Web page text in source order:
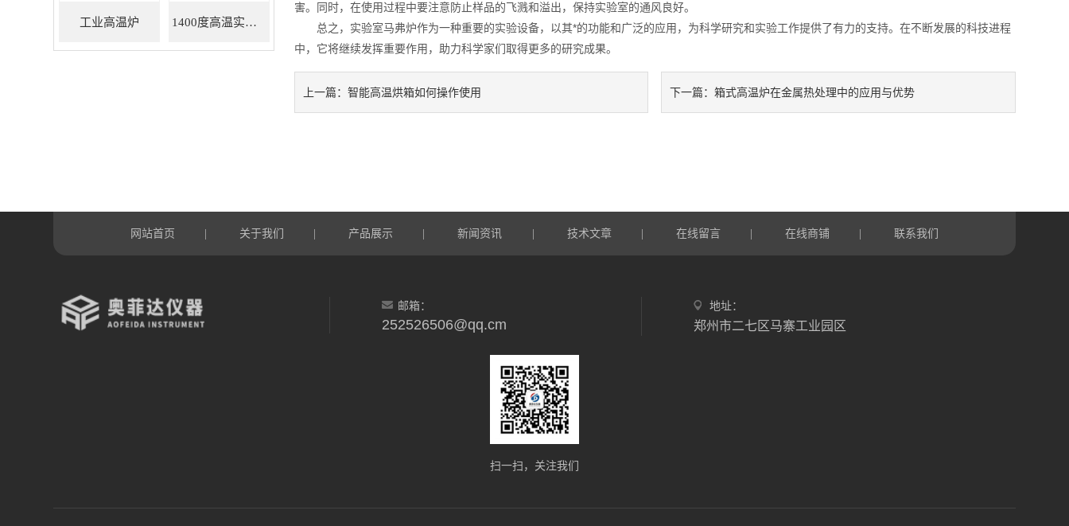
害。同时，在使用过程中要注意防止样品的飞溅和溢出，保持实验室的通风良好。
总之，实验室马弗炉作为一种重要的实验设备，以其*的功能和广泛的应用，为科学研究和实验工作提供了有力的支持。在不断发展的科技进程
中，它将继续发挥重要作用，助力科学家们取得更多的研究成果。
上一篇： 智能高温烘箱如何操作使用 下一篇：箱式高温炉在金属热处理中的应用与优势
工业高温炉 1400度高温实验炉
网站首页 关于我们 产品展示 新闻资讯 技术文章 在线留言 在线商铺 联系我们
邮箱：
252526506@qq.cm
地址：
郑州市二七区马寨工业园区
扫一扫，关注我们